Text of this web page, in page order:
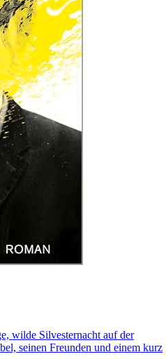
wilde Silvesternacht auf der
seinen Freunden und einem kurz